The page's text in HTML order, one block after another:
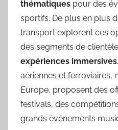
thématiques pour des
sportifs. De plus en plus
transport explorent ces
des segments de
expériences immersives
aériennes et ferroviaires,
Europe, proposent des
festivals, des
grands événements